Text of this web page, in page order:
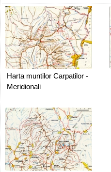
Harta muntilor Carpatilor -
Meridionali